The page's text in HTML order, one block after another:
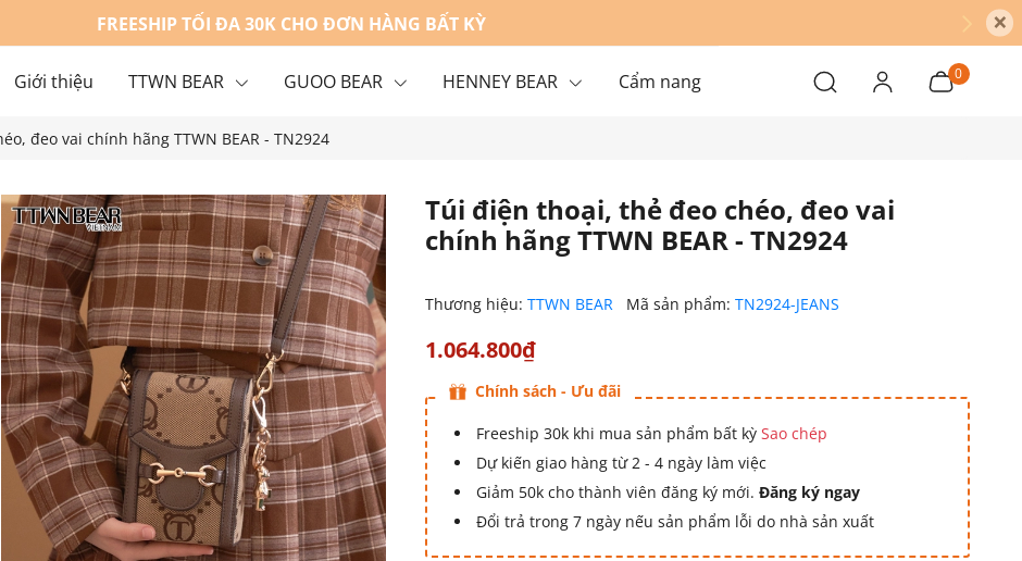
FREESHIP TỐI ĐA 30K CHO ĐƠN HÀNG BẤT KỲ ×
Giới thiệu TTWN BEAR GUOO BEAR HENNEY BEAR Cẩm nang
hàng
0
đeo vai chính hãng TTWN BEAR - TN2924
Túi điện thoại, thẻ đeo chéo, đeo vai
chính hãng TTWN BEAR - TN2924
Thương hiệu: TTWN BEAR Mã sản phẩm: TN2924-JEANS
1.064.800₫
Chính sách - Ưu đãi
Freeship 30k khi mua sản phẩm bất kỳ Sao chép
Dự kiến giao hàng từ 2 - 4 ngày làm việc
Giảm 50k cho thành viên đăng ký mới. Đăng ký ngay
Đổi trả trong 7 ngày nếu sản phẩm lỗi do nhà sản xuất